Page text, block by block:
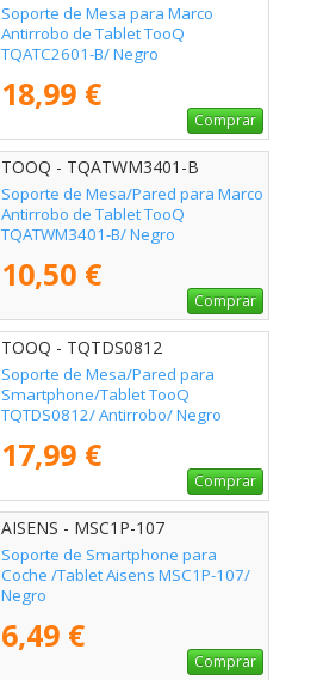
Soporte de Mesa para Marco
Antirrobo de Tablet TooQ
TQATC2601-B/ Negro
18,99 €
Comprar
TOOQ - TQATWM3401-B
Soporte de Mesa/Pared para Marco
Antirrobo de Tablet TooQ
TQATWM3401-B/ Negro
10,50 €
Comprar
TOOQ - TQTDS0812
Soporte de Mesa/Pared para
Smartphone/Tablet TooQ
TQTDS0812/ Antirrobo/ Negro
17,99 €
Comprar
AISENS - MSC1P-107
Soporte de Smartphone para
Coche /Tablet Aisens MSC1P-107/
Negro
6,49 €
Comprar